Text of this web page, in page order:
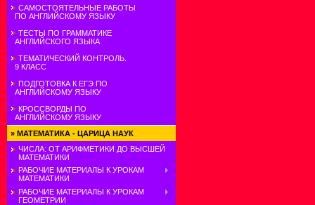
САМОСТОЯТЕЛЬНЫЕ РАБОТЫ
ПО АНГЛИЙСКОМУ ЯЗЫКУ
ТЕСТЫ ПО ГРАММАТИКЕ
АНГЛИЙСКОГО ЯЗЫКА
ТЕМАТИЧЕСКИЙ КОНТРОЛЬ.
9 КЛАСС
ПОДГОТОВКА К ЕГЭ ПО
АНГЛИЙСКОМУ ЯЗЫКУ
КРОССВОРДЫ ПО
АНГЛИЙСКОМУ ЯЗЫКУ
» МАТЕМАТИКА - ЦАРИЦА НАУК
ЧИСЛА: ОТ АРИФМЕТИКИ ДО ВЫСШЕЙ
МАТЕМАТИКИ
РАБОЧИЕ МАТЕРИАЛЫ К УРОКАМ
МАТЕМАТИКИ
РАБОЧИЕ МАТЕРИАЛЫ К УРОКАМ
ГЕОМЕТРИИ